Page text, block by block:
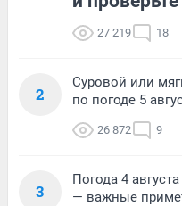
27 219 18
2
Суровой или
по погоде 5
26 872 9
3
Погода 4
— важные